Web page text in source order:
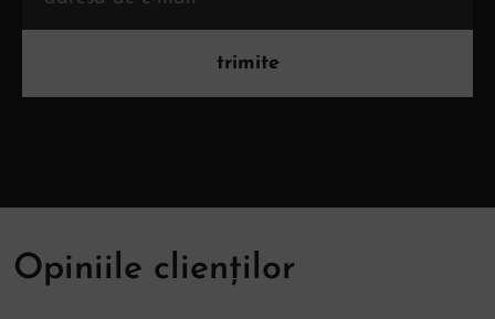
trimite
Opiniile clienților